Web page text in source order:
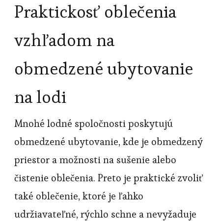
Praktickosť oblečenia
vzhľadom na
obmedzené ubytovanie
na lodi
Mnohé lodné spoločnosti poskytujú
obmedzené ubytovanie, kde je obmedzený
priestor a možnosti na sušenie alebo
čistenie oblečenia. Preto je praktické zvoliť
také oblečenie, ktoré je ľahko
udržiavateľné, rýchlo schne a nevyžaduje